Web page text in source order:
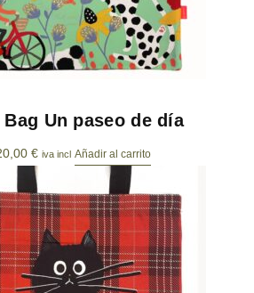
Bag Un paseo de día
€ iva incl Añadir al carrito